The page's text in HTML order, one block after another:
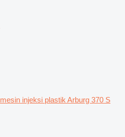
mesin injeksi plastik Arburg 370 S